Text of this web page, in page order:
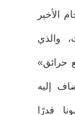
الأخير
والذي
حرائق»
إليه
قدرًا